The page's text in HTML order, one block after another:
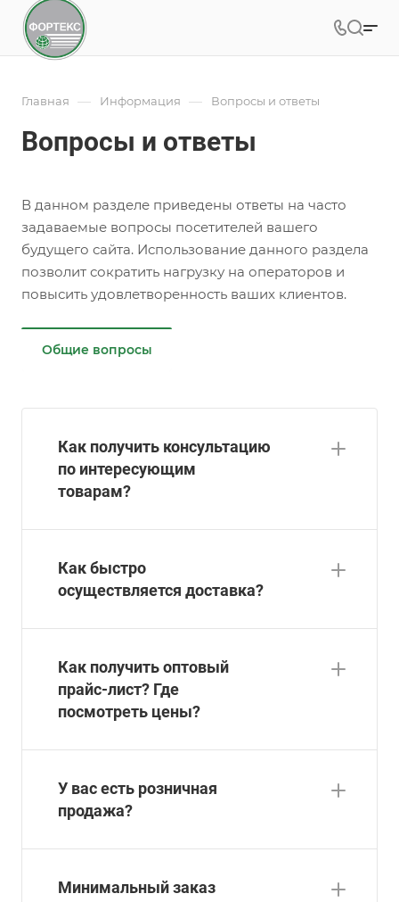
Главная — Информация — Вопросы и ответы
Вопросы и ответы
В данном разделе приведены ответы на часто
задаваемые вопросы посетителей вашего
будущего сайта. Использование данного раздела
позволит сократить нагрузку на операторов и
повысить удовлетворенность ваших клиентов.
Общие вопросы
Как получить консультацию
по интересующим
товарам?
Как быстро
осуществляется доставка?
Как получить оптовый
прайс-лист? Где
посмотреть цены?
У вас есть розничная
продажа?
Минимальный заказ